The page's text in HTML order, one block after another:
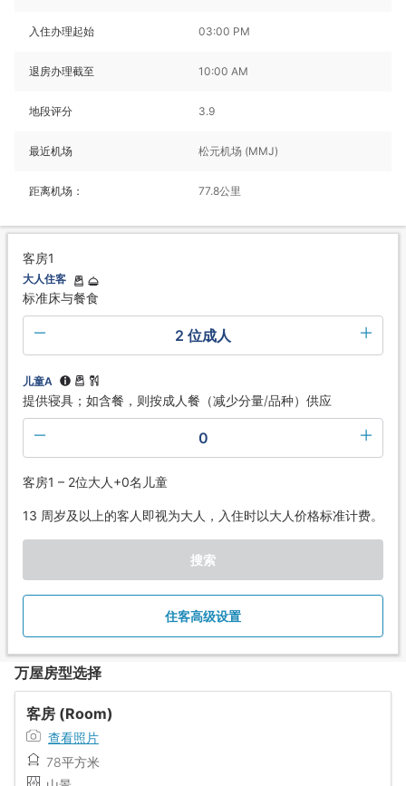
入住办理起始 03:00 PM
退房办理截至 10:00 AM
地段评分 3.9
最近机场 松元机场 (MMJ)
距离机场： 77.8公里
客房1
大人住客
标准床与餐食
2 位成人
儿童A
提供寝具；如含餐，则按成人餐（减少分量/品种）供应
0
客房1 – 2位大人+0名儿童
13 周岁及以上的客人即视为大人，入住时以大人价格标准计费。
搜索
住客高级设置
万屋房型选择
客房 (Room)
查看照片
78平方米